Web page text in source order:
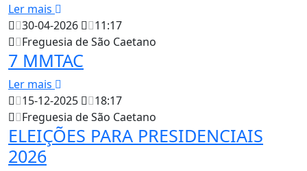
Ler mais
30-04-2026
11:17
Freguesia de São Caetano
7 MMTAC
Ler mais
15-12-2025
18:17
Freguesia de São Caetano
ELEIÇÕES PARA PRESIDENCIAIS
2026